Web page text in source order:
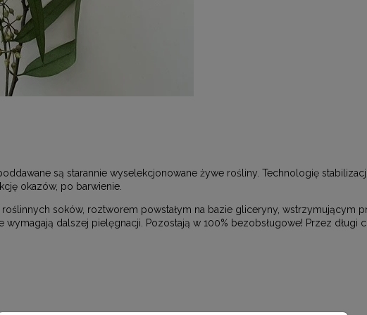
są starannie wyselekcjonowane żywe rośliny. Technologię
okazów, po barwienie.
soków, roztworem powstałym na bazie gliceryny, wstrzymującym
dalszej pielęgnacji. Pozostają w 100% bezobsługowe! Przez długi